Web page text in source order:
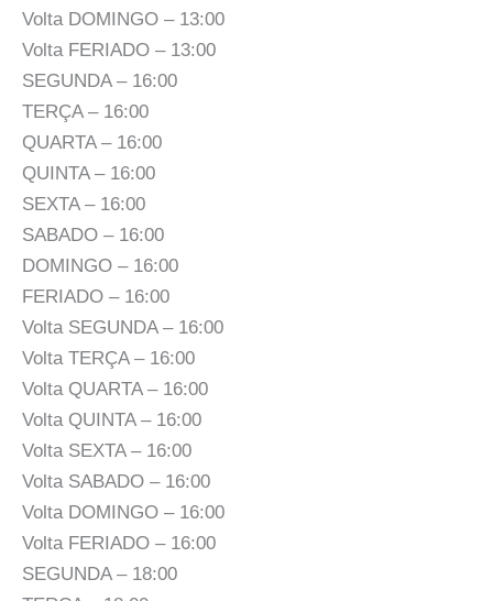
Volta DOMINGO – 13:00
Volta FERIADO – 13:00
SEGUNDA – 16:00
TERÇA – 16:00
QUARTA – 16:00
QUINTA – 16:00
SEXTA – 16:00
SABADO – 16:00
DOMINGO – 16:00
FERIADO – 16:00
Volta SEGUNDA – 16:00
Volta TERÇA – 16:00
Volta QUARTA – 16:00
Volta QUINTA – 16:00
Volta SEXTA – 16:00
Volta SABADO – 16:00
Volta DOMINGO – 16:00
Volta FERIADO – 16:00
SEGUNDA – 18:00